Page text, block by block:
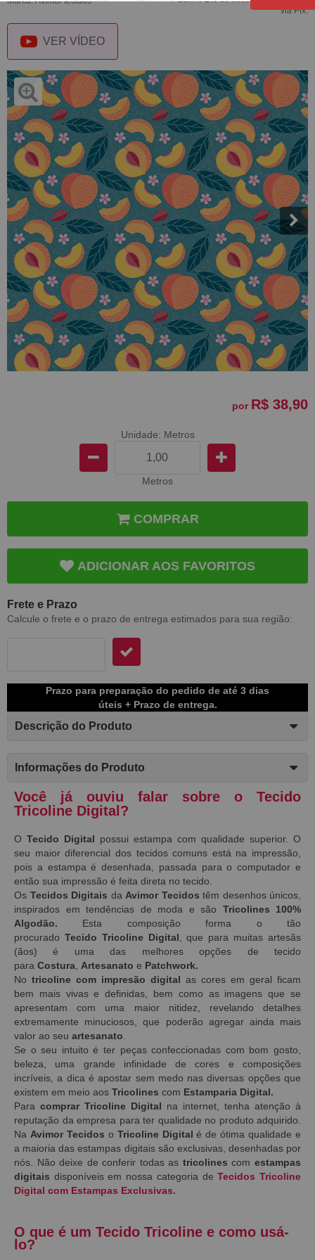
via Pix.
VER VÍDEO
por R$ 38,90
Unidade: Metros
Metros
COMPRAR
ADICIONAR AOS FAVORITOS
Frete e Prazo
Calcule o frete e o prazo de entrega estimados para sua região:
Prazo para preparação do pedido de até 3 dias
úteis + Prazo de entrega.
Descrição do Produto
Informações do Produto
Você já ouviu falar sobre o Tecido
Tricoline Digital?
O Tecido Digital possui estampa com qualidade superior. O
seu maior diferencial dos tecidos comuns está na impressão,
pois a estampa é desenhada, passada para o computador e
então sua impressão é feita direta no tecido.
Os Tecidos Digitais da Avimor Tecidos têm desenhos únicos,
inspirados em tendências de moda e são Tricolines 100%
Algodão. Esta composição forma o tão
procurado Tecido Tricoline Digital , que para muitas artesãs
(ãos) é uma das melhores opções de tecido
para Costura Artesanato e Patchwork.
No tricoline com impresão digital as cores em geral ficam
bem mais vivas e definidas, bem como as imagens que se
apresentam com uma maior nitidez, revelando detalhes
extremamente minuciosos, que poderão agregar ainda mais
valor ao seu artesanato
Se o seu intuito é ter peças confeccionadas com bom gosto,
beleza, uma grande infinidade de cores e composições
incríveis, a dica é apostar sem medo nas diversas opções que
existem em meio aos Tricolines com Estamparia Digital.
Para comprar Tricoline Digital na internet, tenha atenção à
reputação da empresa para ter qualidade no produto adquirido.
Na Avimor Tecidos o Tricoline Digital é de ótima qualidade e
a maioria das estampas digitais são exclusivas, desenhadas por
nós. Não deixe de conferir todas as tricolinescomestampas
digitais disponíveis em nossa categoria deTecidos Tricoline
Digital com Estampas Exclusivas.
O que é um Tecido Tricoline e como usá-
lo?